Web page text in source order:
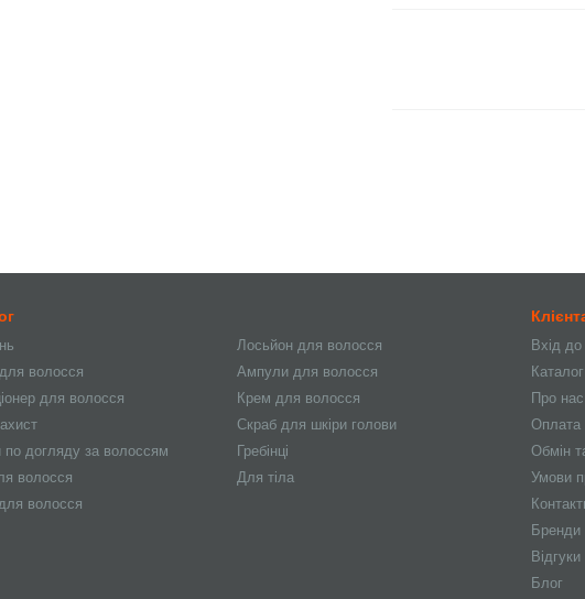
волосся
для волосся
по догляду за волоссям
волосся
волосся
Лосьйон для волосся
Ампули для волосся
Крем для волосся
Скраб для шкіри голови
Гребінці
Для тіла
Вхід до
Каталог
Про нас
Оплата
Обмін
Умови
Бренди
Блог